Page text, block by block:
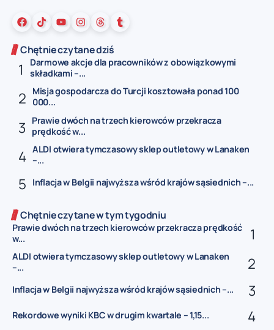
Chętnie czytane dziś
Darmowe akcje dla pracowników z obowiązkowymi
składkami –...
Misja gospodarcza do Turcji kosztowała ponad 100
000...
Prawie dwóch na trzech kierowców przekracza
prędkość w...
ALDI otwiera tymczasowy sklep outletowy w Lanaken
–...
Inflacja w Belgii najwyższa wśród krajów sąsiednich –...
Chętnie czytane w tym tygodniu
Prawie dwóch na trzech kierowców przekracza prędkość
w...
ALDI otwiera tymczasowy sklep outletowy w Lanaken
–...
Inflacja w Belgii najwyższa wśród krajów sąsiednich –...
Rekordowe wyniki KBC w drugim kwartale – 1,15...